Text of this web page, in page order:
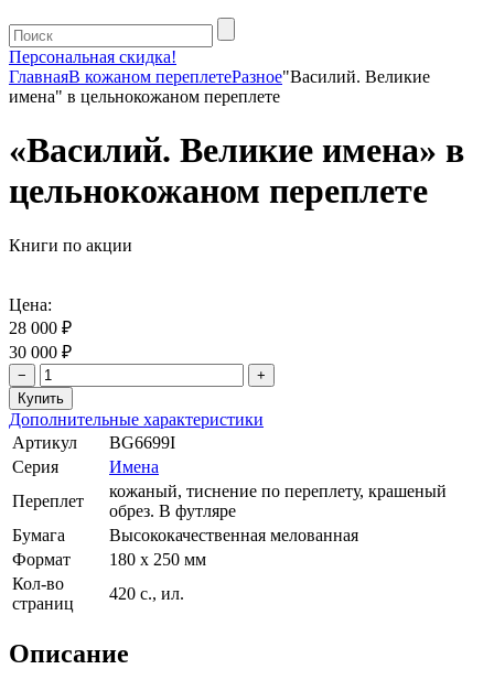
Персональная скидка!
ГлавнаяВ кожаном переплетеРазное"Василий. Великие
имена" в цельнокожаном переплете
«Василий. Великие имена» в
цельнокожаном переплете
Книги по акции
Цена:
28 000 ₽
30 000 ₽
− +
Дополнительные характеристики
Артикул
BG6699I
Серия
Имена
Переплет
кожаный, тиснение по переплету, крашеный
обрез. В футляре
Бумага
Высококачественная мелованная
Формат
180 х 250 мм
Кол-во
страниц
420 с., ил.
Описание